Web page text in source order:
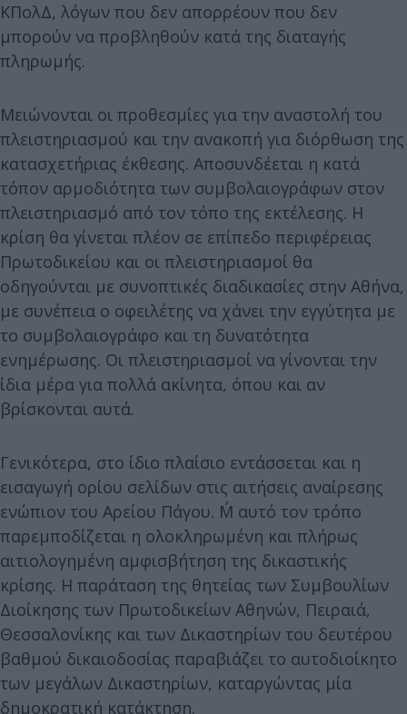
ΚΠολΔ, λόγων που δεν απορρέουν που δεν
μπορούν να προβληθούν κατά της διαταγής
πληρωμής.
Μειώνονται οι προθεσμίες για την αναστολή του
πλειστηριασμού και την ανακοπή για διόρθωση της
κατασχετήριας έκθεσης. Αποσυνδέεται η κατά
τόπον αρμοδιότητα των συμβολαιογράφων στον
πλειστηριασμό από τον τόπο της εκτέλεσης. Η
κρίση θα γίνεται πλέον σε επίπεδο περιφέρειας
Πρωτοδικείου και οι πλειστηριασμοί θα
οδηγούνται με συνοπτικές διαδικασίες στην Αθήνα,
με συνέπεια ο οφειλέτης να χάνει την εγγύτητα με
το συμβολαιογράφο και τη δυνατότητα
ενημέρωσης. Οι πλειστηριασμοί να γίνονται την
ίδια μέρα για πολλά ακίνητα, όπου και αν
βρίσκονται αυτά.
Γενικότερα, στο ίδιο πλαίσιο εντάσσεται και η
εισαγωγή ορίου σελίδων στις αιτήσεις αναίρεσης
ενώπιον του Αρείου Πάγου. Μ΄ αυτό τον τρόπο
παρεμποδίζεται η ολοκληρωμένη και πλήρως
αιτιολογημένη αμφισβήτηση της δικαστικής
κρίσης. Η παράταση της θητείας των Συμβουλίων
Διοίκησης των Πρωτοδικείων Αθηνών, Πειραιά,
Θεσσαλονίκης και των Δικαστηρίων του δευτέρου
βαθμού δικαιοδοσίας παραβιάζει το αυτοδιοίκητο
των μεγάλων Δικαστηρίων, καταργώντας μία
δημοκρατική κατάκτηση.